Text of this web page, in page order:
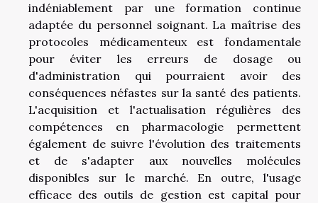
indéniablement par une formation continue
adaptée du personnel soignant. La maîtrise des
protocoles médicamenteux est fondamentale
pour éviter les erreurs de dosage ou
d'administration qui pourraient avoir des
conséquences néfastes sur la santé des patients.
L'acquisition et l'actualisation régulières des
compétences en pharmacologie permettent
également de suivre l'évolution des traitements
et de s'adapter aux nouvelles molécules
disponibles sur le marché. En outre, l'usage
efficace des outils de gestion est capital pour